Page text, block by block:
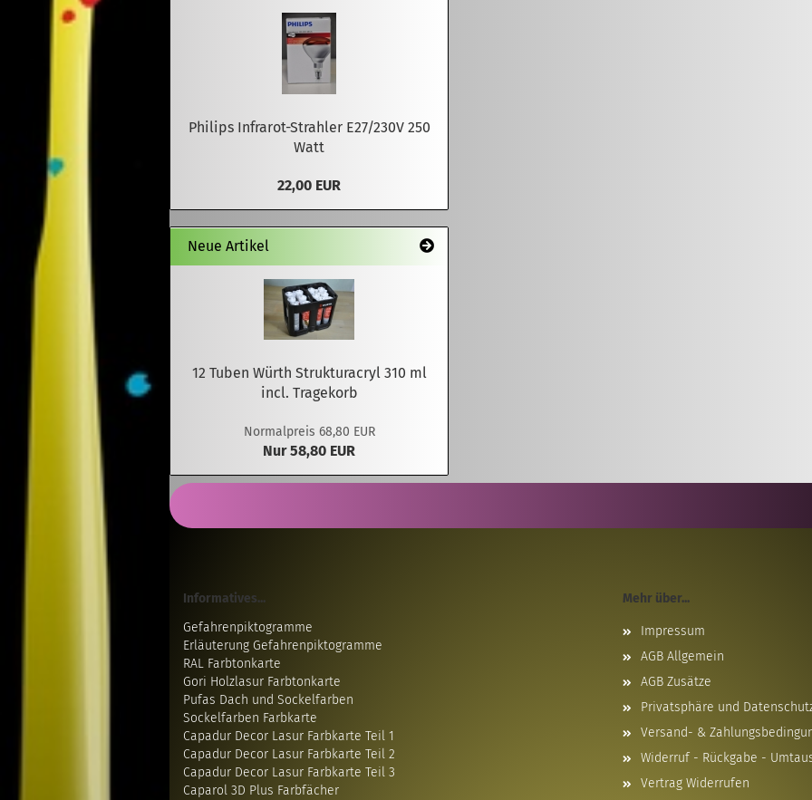
Philips Infrarot-Strahler E27/230V 250
Watt
22,00 EUR
Neue Artikel
12 Tuben Würth Strukturacryl 310 ml
incl. Tragekorb
Normalpreis 68,80 EUR
Nur 58,80 EUR
Informatives...
Gefahrenpiktogramme
Erläuterung Gefahrenpiktogramme
RAL Farbtonkarte
Gori Holzlasur Farbtonkarte
Pufas Dach und Sockelfarben
Sockelfarben Farbkarte
Capadur Decor Lasur Farbkarte Teil 1
Capadur Decor Lasur Farbkarte Teil 2
Capadur Decor Lasur Farbkarte Teil 3
Caparol 3D Plus Farbfächer
Mehr über...
Impressum
AGB Allgemein
AGB Zusätze
Privatsphäre und
Versand- &
Widerruf - Rückgabe -
Vertrag Widerrufen